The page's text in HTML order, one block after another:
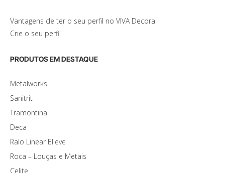
Vantagens de ter o seu perfil no VIVA Decora
Crie o seu perfil
PRODUTOS EM DESTAQUE
Metalworks
Sanitrit
Tramontina
Deca
Ralo Linear Elleve
Roca – Louças e Metais
Celite